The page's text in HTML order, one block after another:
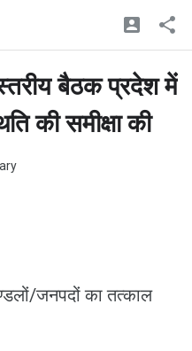
बैठक प्रदेश में
की समीक्षा की
जनपदों का तत्काल